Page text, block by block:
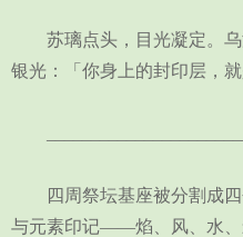
苏璃点头，目光凝定。乌
银光：「你身上的封印层，
四周祭坛基座被分割成四
与元素印记——焰、风、水、